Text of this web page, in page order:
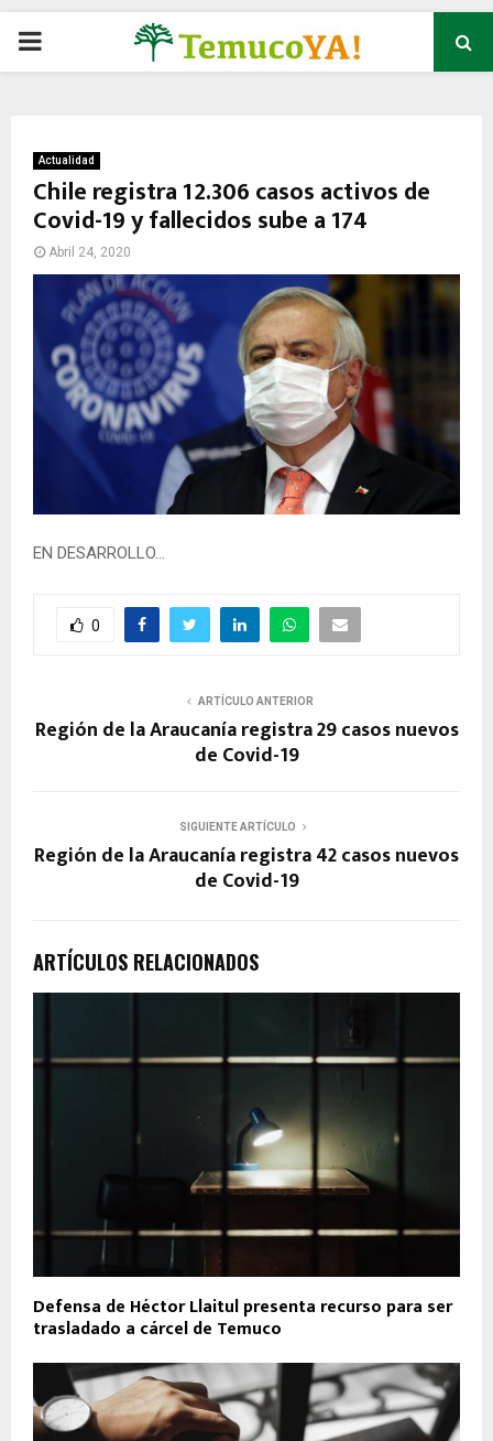
P
M
A
E
Actualidad
Chile registra 12.306 casos activos de
Covid-19 y fallecidos sube a 174
Abril 24, 2020
EN DESARROLLO…
0
ARTÍCULO ANTERIOR
Región de la Araucanía registra 29 casos nuevos
de Covid-19
SIGUIENTE ARTÍCULO
Región de la Araucanía registra 42 casos nuevos
de Covid-19
ARTÍCULOS RELACIONADOS
Defensa de Héctor Llaitul presenta recurso para ser
trasladado a cárcel de Temuco